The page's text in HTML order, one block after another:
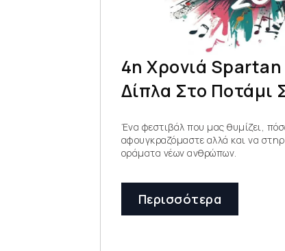
4η Χρονιά
Δίπλα Στο Ποτάμι
Ένα φεστιβάλ που μας θυμίζει,
αφουγκραζόμαστε αλλά και να
οράματα νέων ανθρώπων.
Περισσότερα